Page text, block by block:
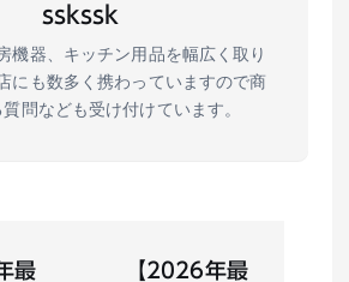
sskssk
機器、キッチン用品を幅広く取り
にも数多く携わっていますので商
問なども受け付けています。
最
【2026年最